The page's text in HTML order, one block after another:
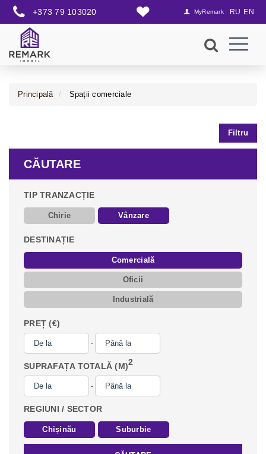
+373 79 103020 MyRemark RU EN
Principală Spații comerciale
Filtru
CĂUTARE
TIP TRANZACȚIE
Chirie Vânzare
DESTINAȚIE
Comercială
Oficii
Industrială
PREȚ (€)
-
SUPRAFAȚA TOTALĂ (M)2
-
REGIUNI / SECTOR
Chișinău Suburbie